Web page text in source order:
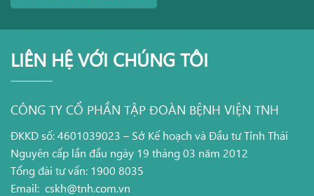
LIÊN HỆ VỚI CHÚNG TÔI
CÔNG TY CỔ PHẦN TẬP ĐOÀN BỆNH VIỆN TNH
ĐKKD số: 4601039023 – Sở Kế hoạch và Đầu tư Tỉnh Thái
Nguyên cấp lần đầu ngày 19 tháng 03 năm 2012
Tổng đài tư vấn: 1900 8035
Email: cskh@tnh.com.vn